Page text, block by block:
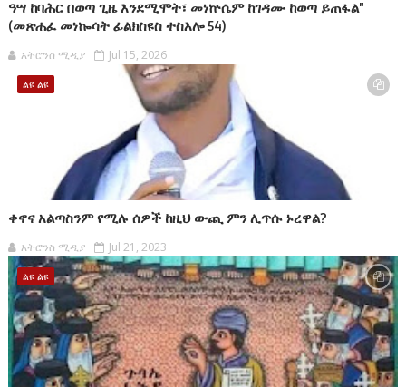
ዓሣ ከባሕር በወጣ ጊዜ እንደሚሞት፣ መነኵሴም ከገዳሙ ከወጣ ይጠፋል"
(መጽሐፈ መነኰሳት ፊልክስዩስ ተስእሎ 54)
አትሮንስ ሚዲያ Jul 15, 2026
ልዩ ልዩ
ቀኖና አልጣስንም የሚሉ ሰዎች ከዚህ ውጪ ምን ሊጥሱ ኑረዋል?
አትሮንስ ሚዲያ Jul 21, 2023
ልዩ ልዩ